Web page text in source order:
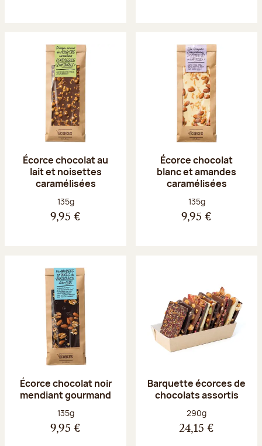
Écorce chocolat au
lait et noisettes
caramélisées
Poids net :
135g
9,95 €
Écorce chocolat
blanc et amandes
caramélisées
Poids net :
135g
9,95 €
Écorce chocolat noir
mendiant gourmand
Poids net :
135g
9,95 €
Barquette écorces de
chocolats assortis
Poids net :
290g
24,15 €